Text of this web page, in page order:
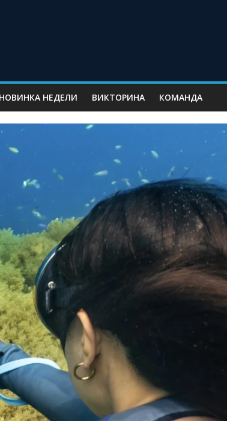
НОВИНКА НЕДЕЛИ ВИКТОРИНА КОМАНДА